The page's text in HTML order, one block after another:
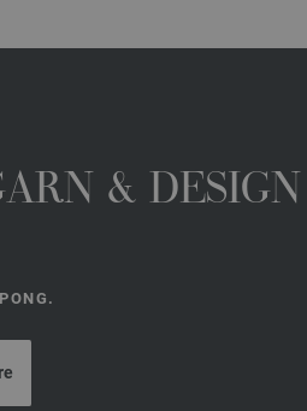
& DESIGN